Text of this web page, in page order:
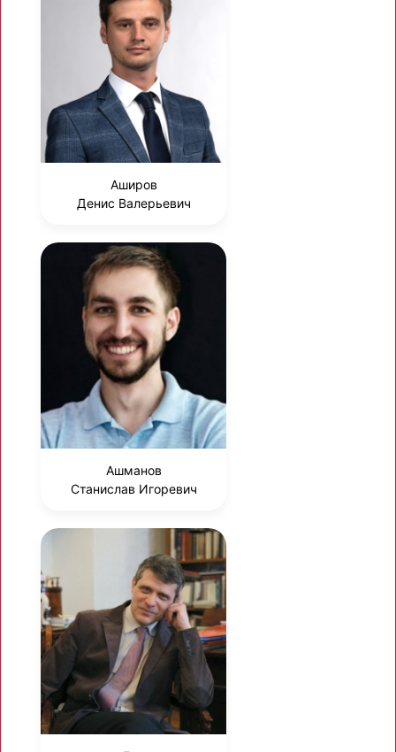
Аширов
Денис Валерьевич
Ашманов
Станислав Игоревич